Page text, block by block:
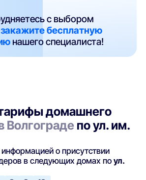
с выбором
закажите бесплатную
нашего специалиста!
домашнего
Волгограде по ул. им.
о присутствии
в следующих домах поул.